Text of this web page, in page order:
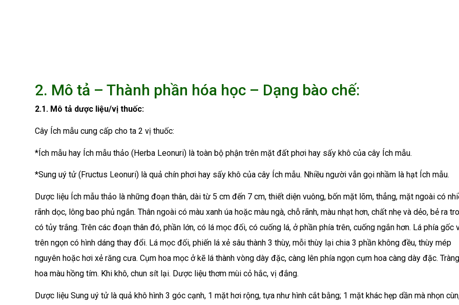
2. Mô tả – Thành phần hóa học – Dạng bào chế:
2.1. Mô tả dược liệu/vị thuốc:
Cây Ích mẫu cung cấp cho ta 2 vị thuốc:
*Ích mẫu hay Ích mẫu thảo (Herba Leonuri) là toàn bộ phận trên mặt đất phơi hay sấy khô của cây Ích mẫu.
*Sung uý tử (Fructus Leonuri) là quả chín phơi hay sấy khô của cây Ích mẫu. Nhiều người vẫn gọi nhầm là hạt Ích mẫu.
Dược liệu Ích mẫu thảo là những đoạn thân, dài từ 5 cm đến 7 cm, thiết diện vuông, bốn mặt lõm, thẳng, mặt ngoài có
rãnh dọc, lông bao phủ ngắn. Thân ngoài có màu xanh úa hoặc màu ngà, chỗ rãnh, màu nhạt hơn, chất nhẹ và dẻo, bẻ ra
có tủy trắng. Trên các đoạn thân đó, phần lớn, có lá mọc đối, có cuống lá, ở phần phía trên, cuống ngắn hơn. Lá phía gốc
trên ngọn có hình dáng thay đổi. Lá mọc đối, phiến lá xẻ sâu thành 3 thùy, mỗi thùy lại chia 3 phần không đều, thùy mép
nguyên hoặc hơi xẻ răng cưa. Cụm hoa mọc ở kẽ lá thành vòng dày đặc, càng lên phía ngọn cụm hoa càng dày đặc. Tràng
hoa màu hồng tím. Khi khô, chun sít lại. Dược liệu thơm mùi cỏ hắc, vị đắng.
Dược liệu Sung uý tử là quả khô hình 3 góc cạnh, 1 mặt hơi rộng, tựa như hình cắt bằng; 1 mặt khác hẹp dần mà nhọn